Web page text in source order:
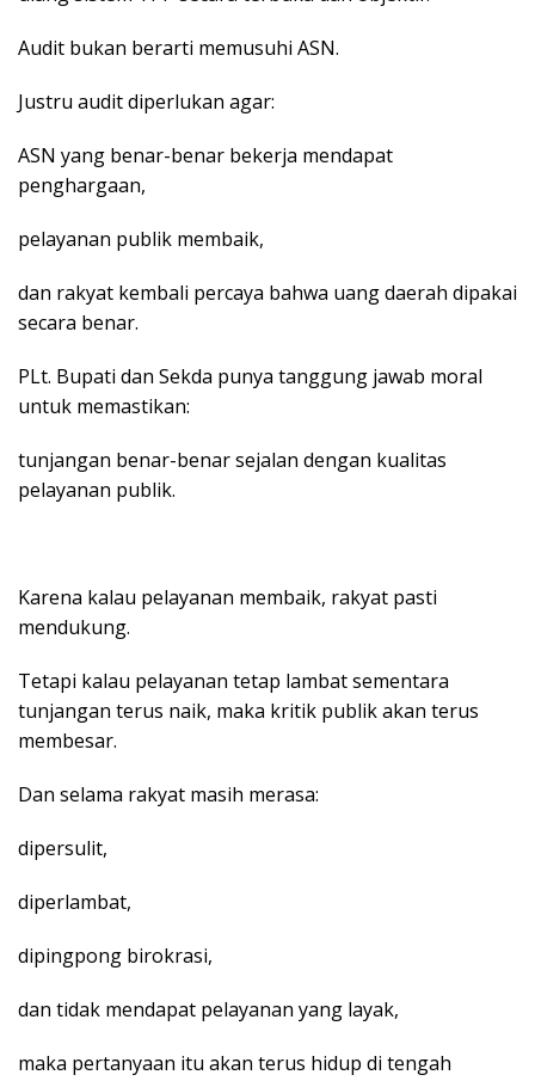
Audit bukan berarti memusuhi ASN.
Justru audit diperlukan agar:
ASN yang benar-benar bekerja mendapat
penghargaan,
pelayanan publik membaik,
dan rakyat kembali percaya bahwa uang daerah dipakai
secara benar.
PLt. Bupati dan Sekda punya tanggung jawab moral
untuk memastikan:
tunjangan benar-benar sejalan dengan kualitas
pelayanan publik.
Karena kalau pelayanan membaik, rakyat pasti
mendukung.
Tetapi kalau pelayanan tetap lambat sementara
tunjangan terus naik, maka kritik publik akan terus
membesar.
Dan selama rakyat masih merasa:
dipersulit,
diperlambat,
dipingpong birokrasi,
dan tidak mendapat pelayanan yang layak,
maka pertanyaan itu akan terus hidup di tengah